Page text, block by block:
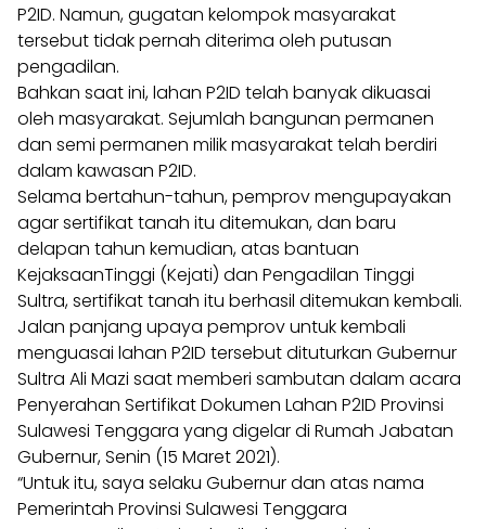
P2ID. Namun, gugatan kelompok masyarakat
tersebut tidak pernah diterima oleh putusan
pengadilan.
Bahkan saat ini, lahan P2ID telah banyak dikuasai
oleh masyarakat. Sejumlah bangunan permanen
dan semi permanen milik masyarakat telah berdiri
dalam kawasan P2ID.
Selama bertahun-tahun, pemprov mengupayakan
agar sertifikat tanah itu ditemukan, dan baru
delapan tahun kemudian, atas bantuan
KejaksaanTinggi (Kejati) dan Pengadilan Tinggi
Sultra, sertifikat tanah itu berhasil ditemukan kembali.
Jalan panjang upaya pemprov untuk kembali
menguasai lahan P2ID tersebut dituturkan Gubernur
Sultra Ali Mazi saat memberi sambutan dalam acara
Penyerahan Sertifikat Dokumen Lahan P2ID Provinsi
Sulawesi Tenggara yang digelar di Rumah Jabatan
Gubernur, Senin (15 Maret 2021).
“Untuk itu, saya selaku Gubernur dan atas nama
Pemerintah Provinsi Sulawesi Tenggara